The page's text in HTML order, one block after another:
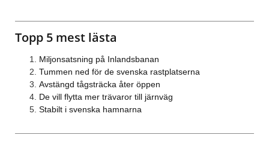
Topp 5 mest lästa
Miljonsatsning på Inlandsbanan
Tummen ned för de svenska rastplatserna
Avstängd tågsträcka åter öppen
De vill flytta mer trävaror till järnväg
Stabilt i svenska hamnarna